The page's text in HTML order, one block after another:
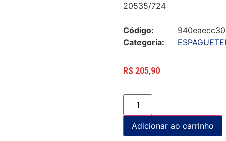
20535/724
Código:
Categoria:
R$ 205,90
Adicionar ao carrinho